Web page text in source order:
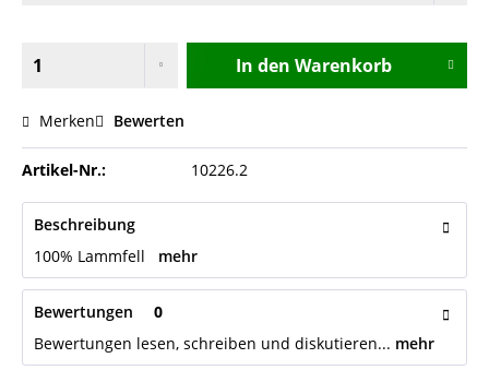
In den Warenkorb
Merken Bewerten
Artikel-Nr.: 10226.2
Beschreibung
100% Lammfell mehr
Bewertungen
0
Bewertungen lesen, schreiben und diskutieren... mehr